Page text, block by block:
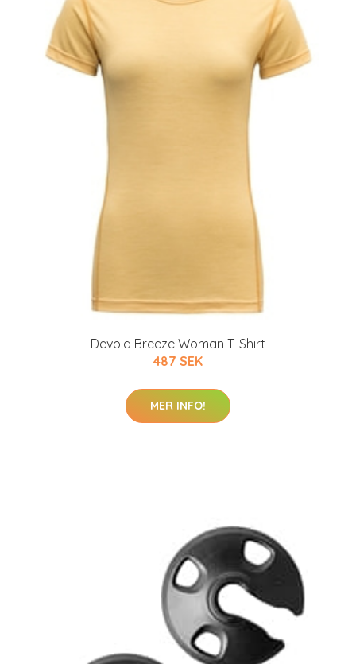
Devold Breeze Woman T-Shirt
487 SEK
MER INFO!